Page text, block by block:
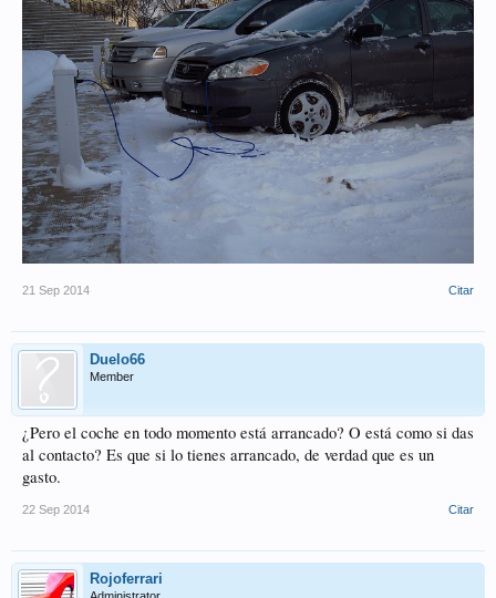
21 Sep 2014 Citar
Duelo66
Member
¿Pero el coche en todo momento está arrancado? O está como si das
al contacto? Es que si lo tienes arrancado, de verdad que es un
gasto.
22 Sep 2014 Citar
Rojoferrari